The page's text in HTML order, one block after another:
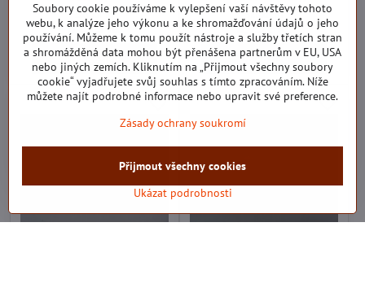
Skladem
6,613 Kč
Do košíku
Skladem
6,731 Kč
Do košíku
Soubory cookie používáme k vylepšení vaší návštěvy tohoto
webu, k analýze jeho výkonu a ke shromažďování údajů o jeho
používání. Můžeme k tomu použít nástroje a služby třetích stran
a shromážděná data mohou být přenášena partnerům v EU, USA
nebo jiných zemích. Kliknutím na „Přijmout všechny soubory
cookie“ vyjadřujete svůj souhlas s tímto zpracováním. Níže
můžete najít podrobné informace nebo upravit své preference.
Zásady ochrany soukromí
Ukázat podrobnosti
Přijmout všechny cookies